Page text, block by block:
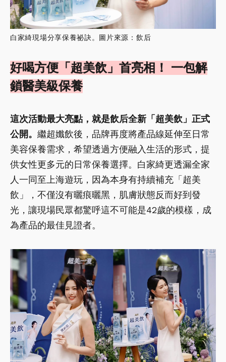
白家綺現場分享保養祕訣。圖片來源：飲后
好喝方便「超美飲」首亮相！ 一包解
鎖醫美級保養
這次活動最大亮點，就是飲后全新「超美飲」正式
公開。 繼超孅飲後，品牌再度將產品線延伸至日常
美容保養需求，希望透過方便融入生活的形式，提
供女性更多元的日常保養選擇。白家綺更透漏全家
人一同至上海遊玩，因為本身有持續補充「超美
飲」，不僅沒有曬痕曬黑，肌膚狀態反而好到發
光，讓現場民眾都驚呼這不可能是42歲的模樣，成
為產品的最佳見證者。